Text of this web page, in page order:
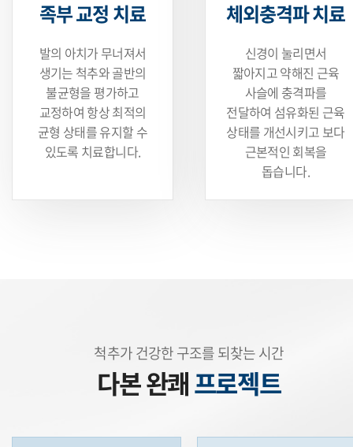
족부 교정 치료
발의 아치가 무너져서
생기는 척추와 골반의
불균형을 평가하고
교정하여 항상 최적의
균형 상태를 유지할 수
있도록 치료합니다.
체외충격파 치료
신경이 눌리면서
짧아지고약해진 근육
사슬에 충격파를
전달하여 섬유화된 근육
상태를 개선시키고 보다
근본적인 회복을
돕습니다.
척추가 건강한 구조를 되찾는 시간
다본 완쾌프로젝트